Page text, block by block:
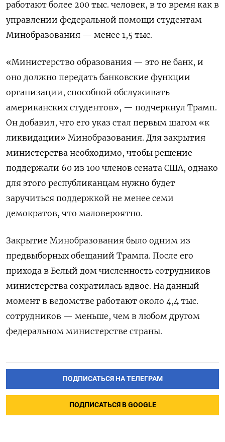
работают более 200 тыс. человек, в то время как в
управлении федеральной помощи студентам
Минобразования — менее 1,5 тыс.
«Министерство образования — это не банк, и
оно должно передать банковские функции
организации, способной обслуживать
американских студентов», — подчеркнул Трамп.
Он добавил, что его указ стал первым шагом «к
ликвидации» Минобразования. Для закрытия
министерства необходимо, чтобы решение
поддержали 60 из 100 членов сената США, однако
для этого республиканцам нужно будет
заручиться поддержкой не менее семи
демократов, что маловероятно.
Закрытие Минобразования было одним из
предвыборных обещаний Трампа. После его
прихода в Белый дом численность сотрудников
министерства сократилась вдвое. На данный
момент в ведомстве работают около 4,4 тыс.
сотрудников — меньше, чем в любом другом
федеральном министерстве страны.
ПОДПИСАТЬСЯ НА ТЕЛЕГРАМ
ПОДПИСАТЬСЯ В GOOGLE